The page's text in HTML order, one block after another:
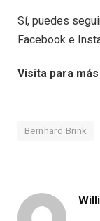
Sí, puedes
Facebook e
Visita para
Bernhard Brink